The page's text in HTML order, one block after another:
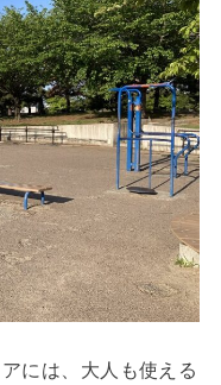
には、大人も使える